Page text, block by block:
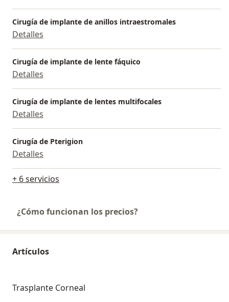
Todos los procedimientos son realizados bajo los
mayores estándares de calidad, con los equipos más
avanzados en cirugía y los mejores quirófanos en
permanentes en congresos nacionales e
internacionales, para ofrecer siempre el mejor servicio
y calidad.
Cirugía de implante de anillos intraestromales
Detalles
Cirugía de implante de lente fáquico
Detalles
Cirugía de implante de lentes multifocales
Detalles
Cirugía de Pterigion
Detalles
+ 6 servicios
¿Cómo funcionan los precios?
Artículos
Trasplante Corneal